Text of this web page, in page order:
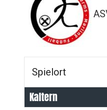
Spielort
Kaltern